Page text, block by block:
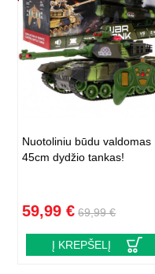
Nuotoliniu būdu valdomas
45cm dydžio tankas!
59,99 € 69,99 €
Į KREPŠELĮ